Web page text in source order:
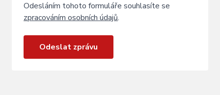
Odesláním tohoto formuláře souhlasíte se
zpracováním osobních údajů.
Odeslat zprávu